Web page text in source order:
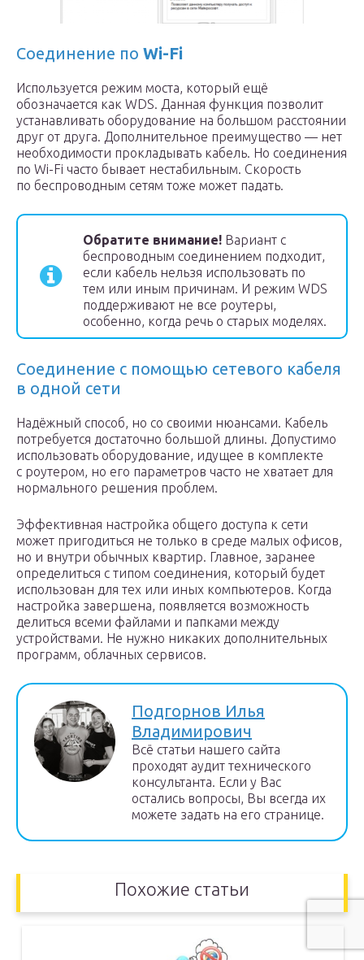
Соединение по Wi-Fi
Используется режим моста, который ещё
обозначается как WDS. Данная функция позволит
устанавливать оборудование на большом расстоянии
друг от друга. Дополнительное преимущество — нет
необходимости прокладывать кабель. Но соединения
по Wi-Fi часто бывает нестабильным. Скорость
по беспроводным сетям тоже может падать.
Обратите внимание! Вариант с
беспроводным соединением подходит,
если кабель нельзя использовать по
тем или иным причинам. И режим WDS
поддерживают не все роутеры,
особенно, когда речь о старых моделях.
Соединение с помощью сетевого кабеля
в одной сети
Надёжный способ, но со своими нюансами. Кабель
потребуется достаточно большой длины. Допустимо
использовать оборудование, идущее в комплекте
с роутером, но его параметров часто не хватает для
нормального решения проблем.
Эффективная настройка общего доступа к сети
может пригодиться не только в среде малых офисов,
но и внутри обычных квартир. Главное, заранее
определиться с типом соединения, который будет
использован для тех или иных компьютеров. Когда
настройка завершена, появляется возможность
делиться всеми файлами и папками между
устройствами. Не нужно никаких дополнительных
программ, облачных сервисов.
Подгорнов Илья
Владимирович
Всё статьи нашего сайта
проходят аудит технического
консультанта. Если у Вас
остались вопросы, Вы всегда их
можете задать на его странице.
Похожие статьи